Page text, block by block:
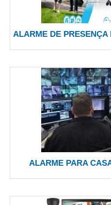
ALARME DE PRESENÇA
ALARME PARA